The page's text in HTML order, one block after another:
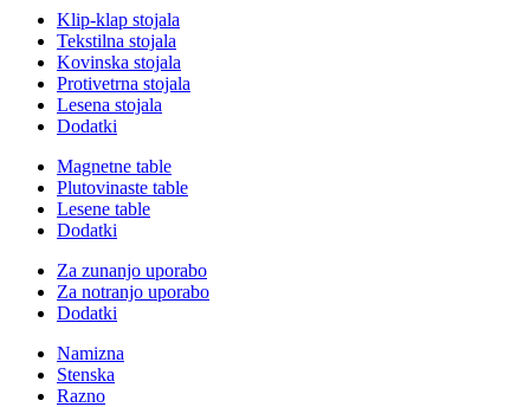
Klip-klap stojala
Tekstilna stojala
Kovinska stojala
Protivetrna stojala
Lesena stojala
Dodatki
Magnetne table
Plutovinaste table
Lesene table
Dodatki
Za zunanjo uporabo
Za notranjo uporabo
Dodatki
Namizna
Stenska
Razno